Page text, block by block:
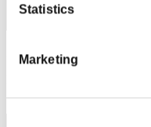
Statistics
Marketing
Punteggio: -